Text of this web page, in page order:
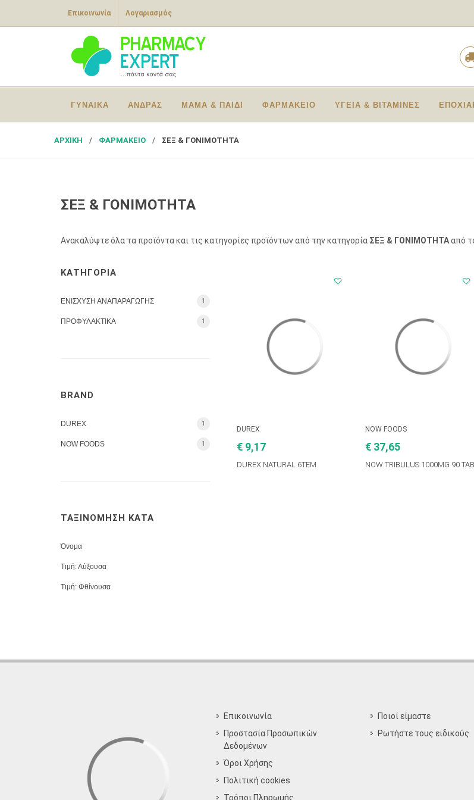
Επικοινωνία Λογαριασμός
ΓΥΝΑΙΚΑ ΑΝΔΡΑΣ ΜΑΜΑ & ΠΑΙΔΙ ΦΑΡΜΑΚΕΙΟ ΥΓΕΙΑ & ΒΙΤΑΜΙΝΕΣ
ΑΡΧΙΚΗ ΦΑΡΜΑΚΕΙΟ ΣΕΞ & ΓΟΝΙΜΟΤΗΤΑ
ΣΕΞ & ΓΟΝΙΜΟΤΗΤΑ
Ανακαλύψτε όλα τα προϊόντα και τις κατηγορίες προϊόντων από την κατηγορία ΣΕΞ & ΓΟΝΙΜΟΤΗΤΑαπό
ΚΑΤΗΓΟΡΙΑ
ΕΝΙΣΧΥΣΗ ΑΝΑΠΑΡΑΓΩΓΗΣ 1
ΠΡΟΦΥΛΑΚΤΙΚΑ 1
BRAND
DUREX 1
NOW FOODS 1
ΤΑΞΙΝΟΜΗΣΗ ΚΑΤΑ
Όνομα
Τιμή: Αύξουσα
Τιμή: Φθίνουσα
DUREX
€ 9,17
DUREX NATURAL 6ΤΕΜ
NOW FOODS
€ 37,65
NOW TRIBULUS 1000MG 90
Επικοινωνία
Προστασία Προσωπικών
Δεδομένων
Όροι Χρήσης
Πολιτική cookies
Τρόποι Πληρωμής
Ποιοί είμαστε
Ρωτήστε τους ειδικούς